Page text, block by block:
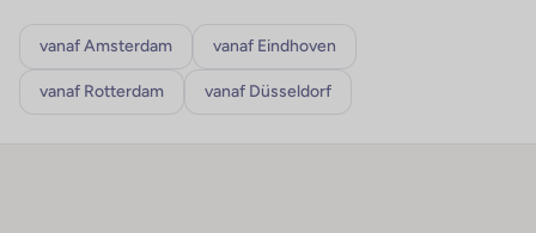
vanaf Amsterdam vanaf Eindhoven
vanaf Rotterdam vanaf Düsseldorf